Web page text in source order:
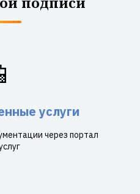
услуги
через портал